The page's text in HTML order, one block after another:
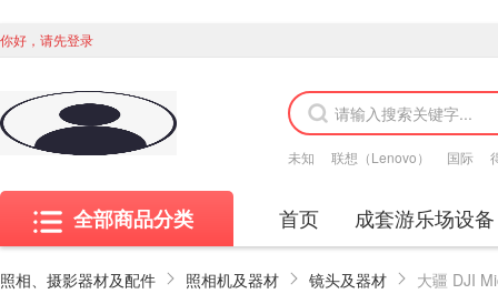
你好，请先登录
未知 联想（Lenovo） 国际
全部商品分类 首页 成套游乐场设备
照相、摄影器材及配件 照相机及器材 镜头及器材